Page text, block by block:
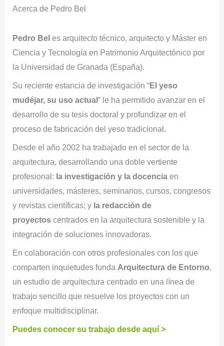
Acerca de Pedro Bel
Pedro Bel es arquitecto técnico, arquitecto y Máster en
Ciencia y Tecnología en Patrimonio Arquitectónico por
la Universidad de Granada (España).
Su reciente estancia de investigación “El yeso
mudéjar, su uso actual ” le ha permitido avanzar en el
desarrollo de su tesis doctoral y profundizar en el
proceso de fabricación del yeso tradicional.
Desde el año 2002 ha trabajado en el sector de la
arquitectura, desarrollando una doble vertiente
profesional: la investigación y la docenciaen
universidades, másteres, seminarios, cursos, congresos
y revistas científicas; y la redacción de
proyectoscentrados en la arquitectura sostenible y la
integración de soluciones innovadoras.
En colaboración con otros profesionales con los que
comparten inquietudes funda Arquitectura de Entorno,
un estudio de arquitectura centrado en una línea de
trabajo sencillo que resuelve los proyectos con un
enfoque multidisciplinar.
Puedes conocer su trabajo desde aquí >